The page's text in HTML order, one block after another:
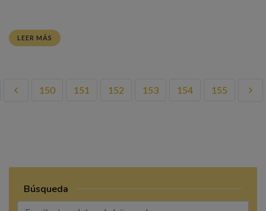
LEER MÁS
150 151 152 153 154 155
Búsqueda